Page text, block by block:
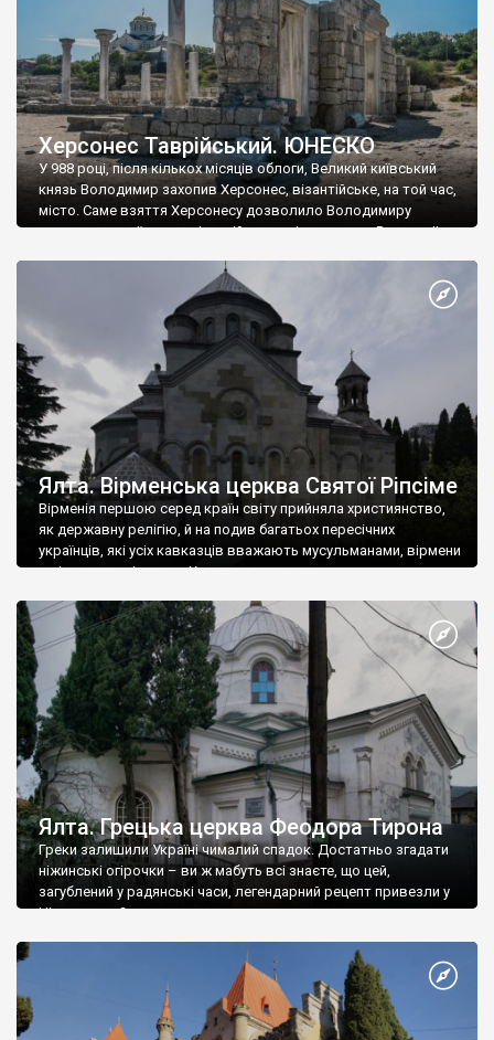
Херсонес Таврійський. ЮНЕСКО
У 988 році, після кількох місяців облоги, Великий київський
князь Володимир захопив Херсонес, візантійське, на той час,
місто. Саме взяття Херсонесу дозволило Володимиру
диктувати свої умови візантійському імператору Василю ІІ, та
Херсонесі Володимир-язичник, став Василем-християнином.
А потім було Хрещення Русі. На честь Херсонесу Таврійського
Ялта. Вірменська церква Святої Ріпсіме
Вірменія першою серед країн світу прийняла християнство,
як державну релігію, й на подив багатьох пересічних
українців, які усіх кавказців вважають мусульманами, вірмени
є відданими вірянами Христа
Ялта. Грецька церква Феодора Тирона
Греки залишили Україні чималий спадок. Достатньо згадати
ніжинські огірочки – ви ж мабуть всі знаєте, що цей,
загублений у радянські часи, легендарний рецепт привезли у
Ніжин греки?